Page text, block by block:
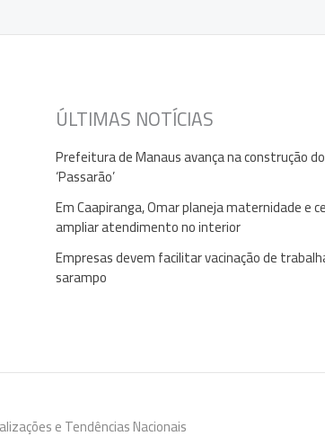
ÚLTIMAS NOTÍCIAS
Prefeitura de Manaus avança na construção
‘Passarão’
Em Caapiranga, Omar planeja maternidade e
ampliar atendimento no interior
Empresas devem facilitar vacinação de
sarampo
e Tendências Nacionais